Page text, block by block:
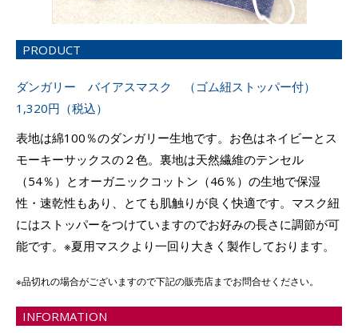
PRODUCT
ダンガリー バイアスマスク （ゴム紐ストッパー付）
1,320円（税込）
表地は綿100％のダンガリー生地です。お色はネイビーとス
モーキーサックスの２色。裏地は天然繊維のテンセル
（54％）とオーガニックコットン（46％）の生地で保湿
性・速乾性もあり、とても肌触りが良く快適です。マスク紐
にはストッパーをつけていますのでお好みの長さに調節が可
能です。※夏用マスクより一回り大きく製作しております。
※品切れの場合がございますので下記の販売店までお問合せください。
INFORMATION